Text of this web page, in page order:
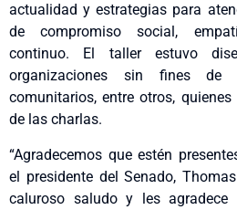
actualidad y estrategias para
de compromiso social,
continuo. El taller estuvo
organizaciones sin fines de
comunitarios, entre otros,
de las charlas.
“Agradecemos que estén
el presidente del Senado,
caluroso saludo y les agradece